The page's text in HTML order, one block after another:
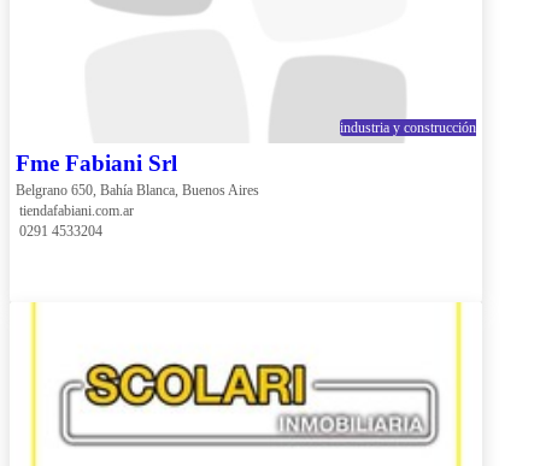
industria y construcción
Fme Fabiani Srl
Belgrano 650, Bahía Blanca, Buenos Aires
tiendafabiani.com.ar
0291 4533204